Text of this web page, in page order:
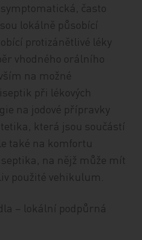
často
lokálně působící
protizánětlivé léky
vhodného orálního
na možné
při lékových
na jodové přípravky
která jsou součástí
také na komfortu
na nějž může mít
použité vehikulum.
– lokální podpůrná